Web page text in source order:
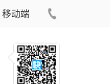
移动端